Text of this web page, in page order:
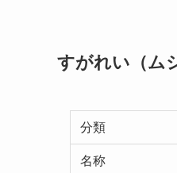
すがれい（ム
分類
名称